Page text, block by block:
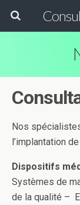
Nos
l’implantation
Dispositifs
Systèmes de
de la qualité –